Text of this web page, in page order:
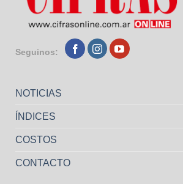
Seguinos:
NOTICIAS
ÍNDICES
COSTOS
CONTACTO